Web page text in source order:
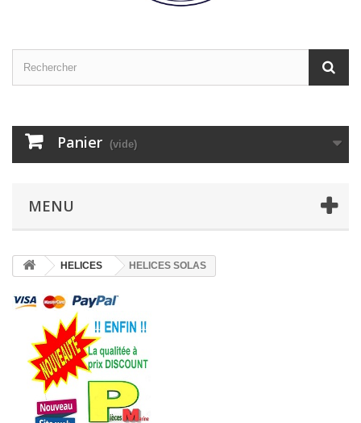
Panier (vide)
MENU
HELICES HELICES SOLAS